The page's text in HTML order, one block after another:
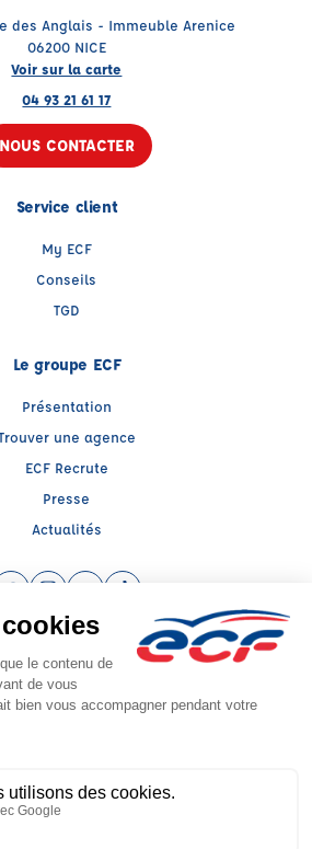
des Anglais - Immeuble Arenice
06200 NICE
Voir sur la carte
04 93 21 61 17
NOUS CONTACTER
Service client
My ECF
Conseils
TGD
Le groupe ECF
Présentation
une agence
ECF Recrute
Presse
Actualités
Facebook (nouvelle fenêtre)
Instagram (nouvelle fenêtre)
YouTube (nouvelle fenêtre)
TikTok (nouvelle fenêtre)
SECURITE GRAND PUBLIC - Capital social:
0€
- Numéro de TVA intracommunautaire:
n°F1600600010